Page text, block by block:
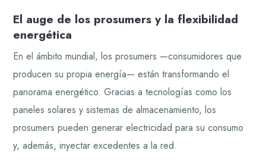
El auge de los prosumers y la flexibilidad
energética
En el ámbito mundial, los prosumers —consumidores que
producen su propia energía— están transformando el
panorama energético. Gracias a tecnologías como los
paneles solares y sistemas de almacenamiento, los
prosumers pueden generar electricidad para su consumo
y, además, inyectar excedentes a la red.